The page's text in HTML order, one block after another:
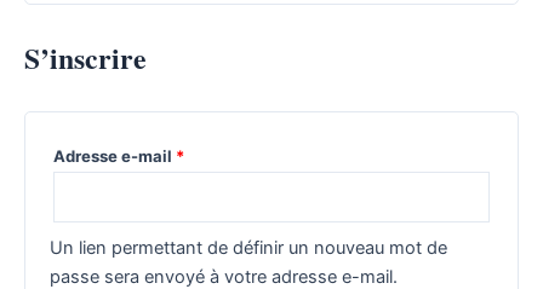
S’inscrire
Adresse e-mail *
Un lien permettant de définir un nouveau mot de
passe sera envoyé à votre adresse e-mail.